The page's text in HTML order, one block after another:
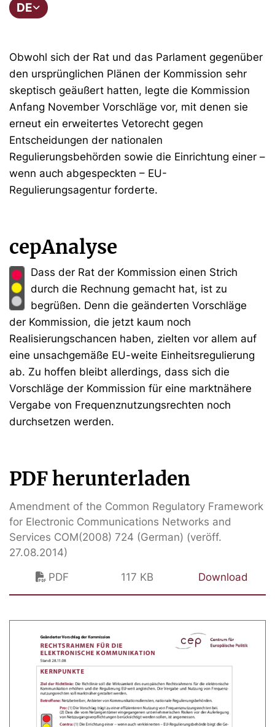
DE
Obwohl sich der Rat und das Parlament gegenüber
den ursprünglichen Plänen der Kommission sehr
skeptisch geäußert hatten, legte die Kommission
Anfang November Vorschläge vor, mit denen sie
erneut ein erweitertes Vetorecht gegen
Entscheidungen der nationalen
Regulierungsbehörden sowie die Einrichtung einer –
wenn auch abgespeckten – EU-
Regulierungsagentur forderte.
cepAnalyse
Dass der Rat der Kommission einen Strich
durch die Rechnung gemacht hat, ist zu
begrüßen. Denn die geänderten Vorschläge
der Kommission, die jetzt kaum noch
Realisierungschancen haben, zielten vor allem auf
eine unsachgemäße EU-weite Einheitsregulierung
ab. Zu hoffen bleibt allerdings, dass sich die
Vorschläge der Kommission für eine marktnähere
Vergabe von Frequenznutzungsrechten noch
durchsetzen werden.
PDF herunterladen
Amendment of the Common Regulatory Framework
for Electronic Communications Networks and
Services COM(2008) 724 (German) (veröff.
27.08.2014)
PDF
117 KB Download